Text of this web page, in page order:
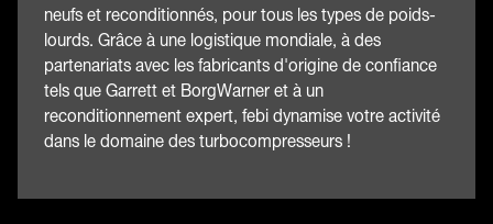
neufs et reconditionnés, pour tous les types de poids-
lourds. Grâce à une logistique mondiale, à des
partenariats avec les fabricants d'origine de confiance
tels que Garrett et BorgWarner et à un
reconditionnement expert, febi dynamise votre activité
dans le domaine des turbocompresseurs !